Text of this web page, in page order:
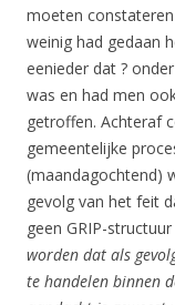
moeten
weinig had gedaan
eenieder dat ?
was en had men
getroffen. Achteraf
gemeentelijke
(maandagochtend)
gevolg van het feit
geen GRIP-
worden dat als
te handelen binnen